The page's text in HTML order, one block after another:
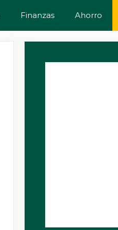
Finanzas Ahorro